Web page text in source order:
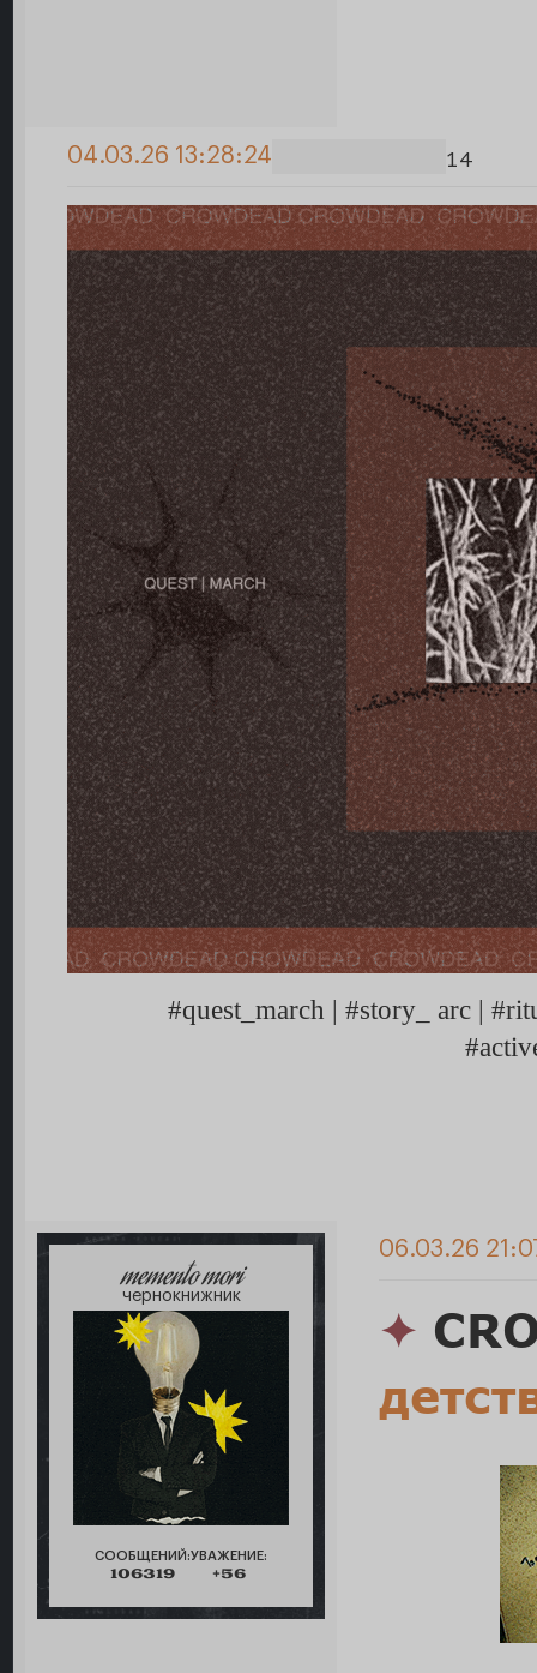
14
04.03.26 13:28:24
#quest_march | #story_ arc |
memento mori
чернокнижник
СООБЩЕНИЙ:
106319
УВАЖЕНИЕ:
+56
06.03.26
✦